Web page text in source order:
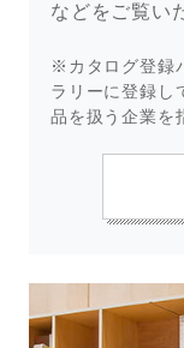
などをご覧い
※カタログ登録
ラリーに登録し
品を扱う企業を